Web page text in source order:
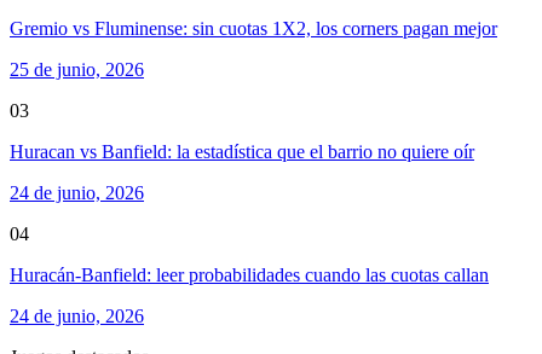
Gremio vs Fluminense: sin cuotas 1X2, los corners pagan mejor
25 de junio, 2026
03
Huracan vs Banfield: la estadística que el barrio no quiere oír
24 de junio, 2026
04
Huracán-Banfield: leer probabilidades cuando las cuotas callan
24 de junio, 2026